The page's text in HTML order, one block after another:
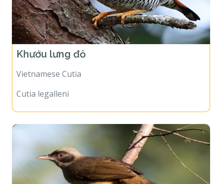
Khướu lưng đỏ
Vietnamese Cutia
Cutia legalleni